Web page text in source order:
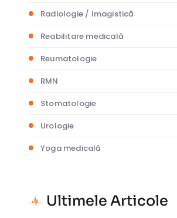
Radiologie / Imagistică
Reabilitare medicală
Reumatologie
RMN
Stomatologie
Urologie
Yoga medicală
Ultimele Articole